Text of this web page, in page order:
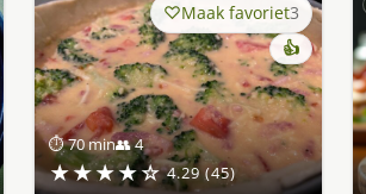
⏱ 70 min👥 4
★★★★☆ 4.29 (45)
Maak favoriet3
👍